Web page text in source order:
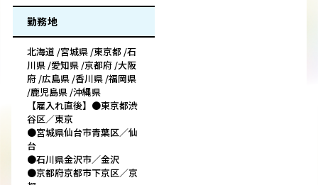
勤務地
北海道 /宮城県 /東京都 /石
川県 /愛知県 /京都府 /大阪
府 /広島県 /香川県 /福岡県
/鹿児島県 /沖縄県
【雇入れ直後】●東京都渋
谷区／東京
●宮城県仙台市青葉区／仙
台
●石川県金沢市／金沢
●京都府京都市下京区／京